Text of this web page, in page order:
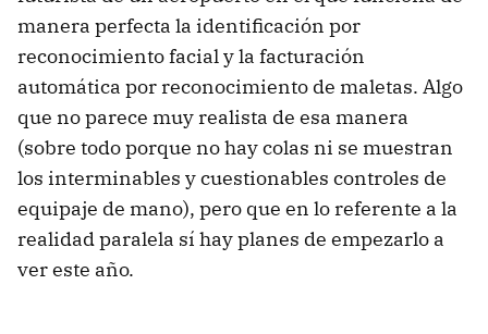
manera perfecta la identificación por
reconocimiento facial y la facturación
automática por reconocimiento de maletas. Algo
que no parece muy realista de esa manera
(sobre todo porque no hay colas ni se muestran
los interminables y cuestionables controles de
equipaje de mano), pero que en lo referente a la
realidad paralela sí hay planes de empezarlo a
ver este año.